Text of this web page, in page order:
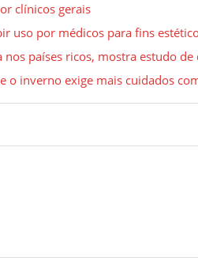
clínicos gerais
uso por médicos para fins
países ricos, mostra estudo de
o inverno exige mais cuidados